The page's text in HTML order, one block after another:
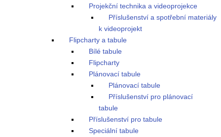
Projekční technika a videoprojekce
Příslušenství a spotřební materiály
k videoprojekt
Flipcharty a tabule
Bílé tabule
Flipcharty
Plánovací tabule
Plánovací tabule
Příslušenství pro plánovací
tabule
Příslušenství pro tabule
Speciální tabule